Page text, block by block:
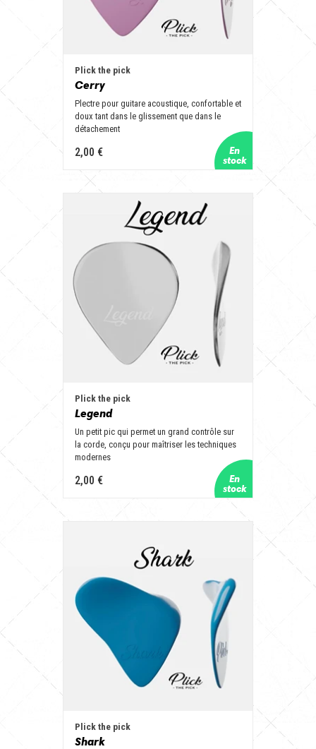
Plick the pick
Cerry
Plectre pour guitare acoustique, confortable et
doux tant dans le glissement que dans le
détachement
2,00 €
Plick the pick
Legend
Un petit pic qui permet un grand contrôle sur
la corde, conçu pour maîtriser les techniques
modernes
2,00 €
Plick the pick
Shark